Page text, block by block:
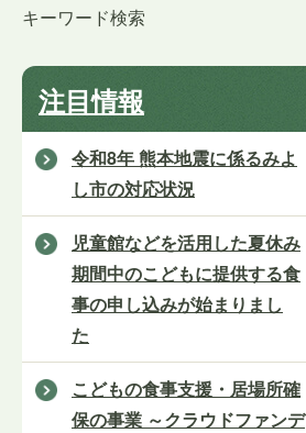
キーワード検索
注目情報
令和8年 熊本地震に係るみよ
し市の対応状況
児童館などを活用した夏休み
期間中のこどもに提供する食
事の申し込みが始まりまし
た
こどもの食事支援・居場所確
保の事業 ～クラウドファンデ